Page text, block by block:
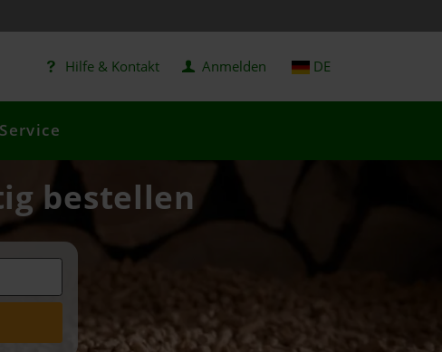
Hilfe & Kontakt Anmelden DE
bestellen